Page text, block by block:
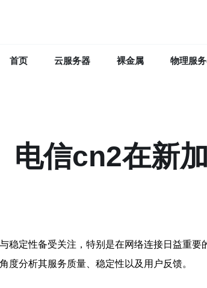
首页 云服务器 裸金属 物理服
电信cn2在新
稳定性备受关注，特别是在网络连接日益重
度分析其服务质量、稳定性以及用户反馈。